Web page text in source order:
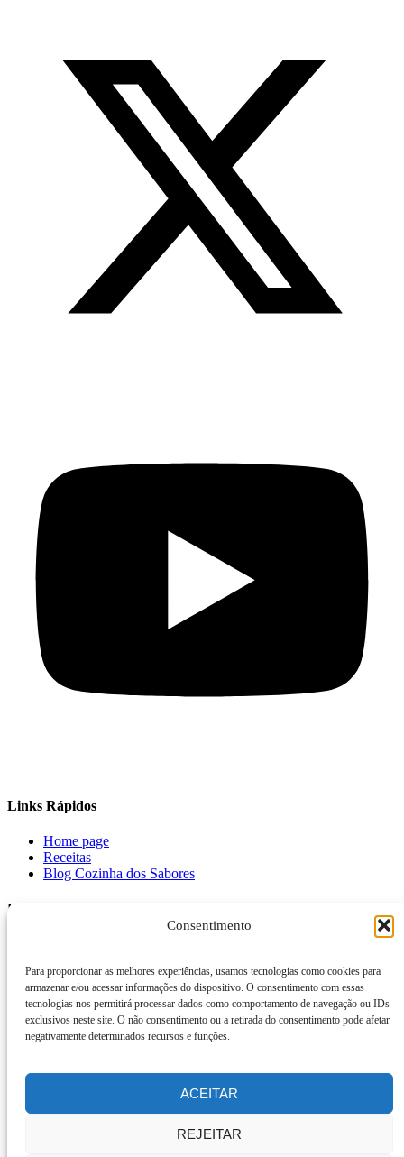
Consentimento
Para proporcionar as melhores experiências, usamos tecnologias como cookies para
armazenar e/ou acessar informações do dispositivo. O consentimento com essas
tecnologias nos permitirá processar dados como comportamento de navegação ou IDs
exclusivos neste site. O não consentimento ou a retirada do consentimento pode afetar
negativamente determinados recursos e funções.
ACEITAR
REJEITAR
Links Rápidos
Home page
Receitas
Blog Cozinha dos Sabores
Links Rápidos
Calcular IMC
Newsletter
Recebe as nossas receitas!